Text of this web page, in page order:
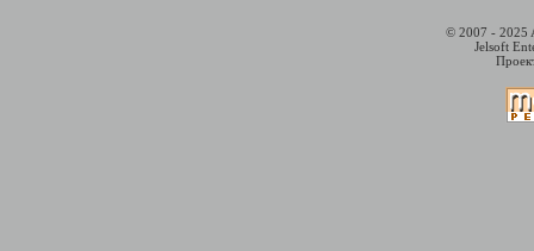
© 2007 - 2025
Jelsoft